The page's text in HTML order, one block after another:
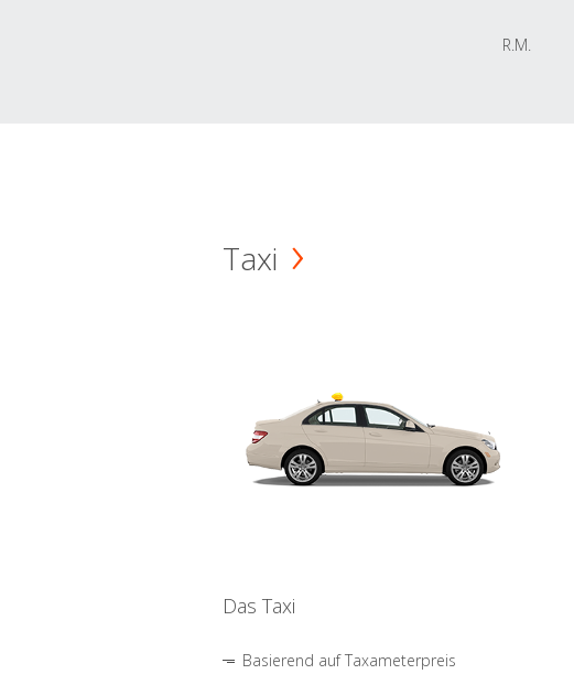
R.M.
Taxi
Das Taxi
Basierend auf Taxameterpreis